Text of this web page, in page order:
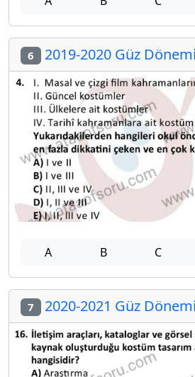
6 2019-2020 Güz Dönemi
A B C
7 2020-2021 Güz Dönemi